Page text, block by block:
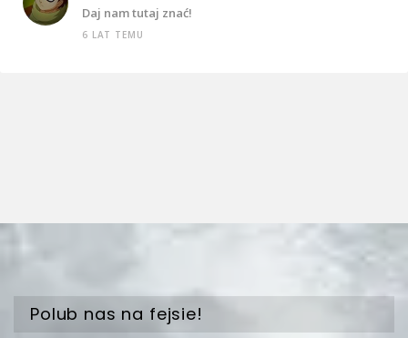
Daj nam tutaj znać!
6 LAT TEMU
Polub nas na fejsie!